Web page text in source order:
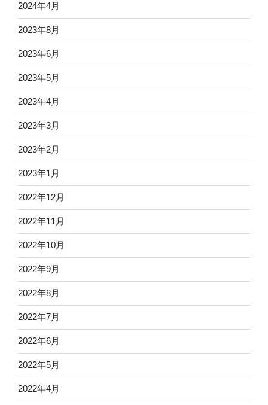
2024年4月
2023年8月
2023年6月
2023年5月
2023年4月
2023年3月
2023年2月
2023年1月
2022年12月
2022年11月
2022年10月
2022年9月
2022年8月
2022年7月
2022年6月
2022年5月
2022年4月